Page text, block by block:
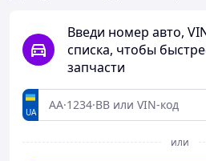
Введи номер авто,
списка, чтобы
запчасти
UA
или